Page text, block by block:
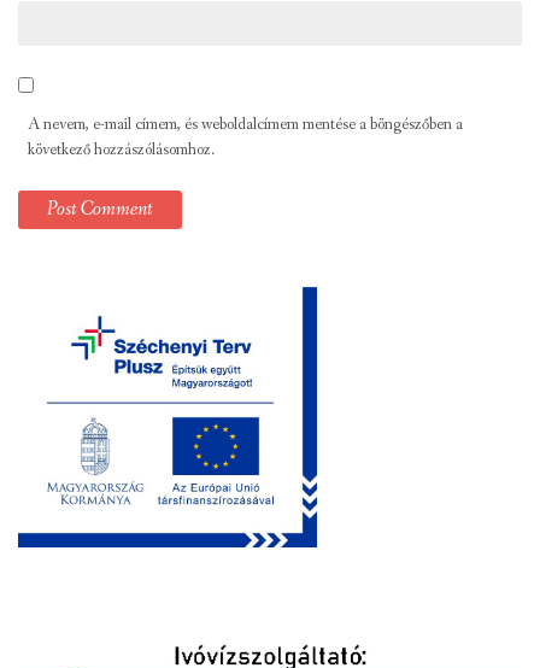
A nevem, e-mail címem, és weboldalcímem mentése a böngészőben a
következő hozzászólásomhoz.